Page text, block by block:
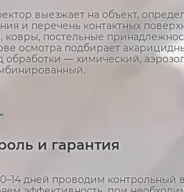
выезжает на объект,
и перечень контактных
ковры, постельные
осмотра подбирает
обработки — химический,
и гарантия
дней проводим контрольный